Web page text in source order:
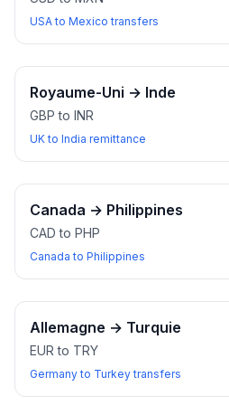
USA to Mexico transfers
Royaume-Uni → Inde
GBP to INR
UK to India remittance
Canada → Philippines
CAD to PHP
Canada to Philippines
Allemagne → Turquie
EUR to TRY
Germany to Turkey transfers